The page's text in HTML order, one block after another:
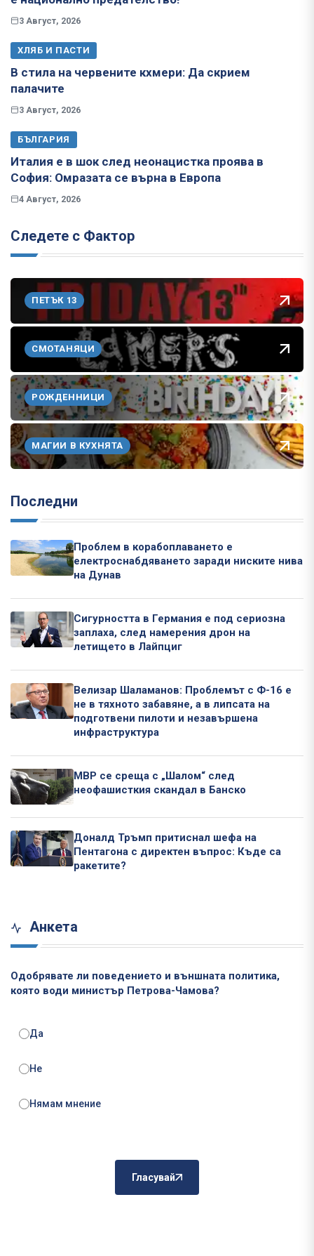
3 Август, 2026
ХЛЯБ И ПАСТИ
В стила на червените кхмери: Да скрием
палачите
3 Август, 2026
БЪЛГАРИЯ
Италия е в шок след неонацистка проява в
София: Омразата се върна в Европа
4 Август, 2026
Следете с Фактор
ПЕТЪК 13
СМОТАНЯЦИ
РОЖДЕННИЦИ
МАГИИ В КУХНЯТА
Последни
Проблем в корабоплаването е
електроснабдяването заради ниските нива
на Дунав
Сигурността в Германия е под сериозна
заплаха, след намерения дрон на
летището в Лайпциг
Велизар Шаламанов: Проблемът с Ф-16 е
не в тяхното забавяне, а в липсата на
подготвени пилоти и незавършена
инфраструктура
МВР се среща с „Шалом“ след
неофашисткия скандал в Банско
Доналд Тръмп притиснал шефа на
Пентагона с директен въпрос: Къде са
ракетите?
Анкета
Одобрявате ли поведението и външната политика,
която води министър Петрова-Чамова?
Да
Не
Нямам мнение
Гласувай